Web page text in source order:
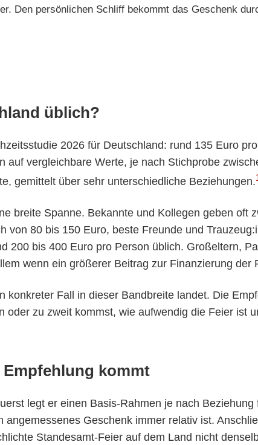
Den persönlichen Schliff bekommt das Geschenk
üblich?
2026 für Deutschland: rund 135 Euro
auf vergleichbare Werte, je nach Stichprobe
gemittelt über sehr unterschiedliche Beziehungen.
breite Spanne. Bekannte und Kollegen geben oft
von 80 bis 150 Euro, beste Freunde und
200 bis 400 Euro pro Person üblich. Großeltern,
wenn ein größerer Beitrag zur Finanzierung der
konkreter Fall in dieser Bandbreite landet. Die
oder zu zweit kommst, wie aufwendig die Feier ist
Empfehlung kommt
legt er einen Basis-Rahmen je nach
Geschenk immer relativ ist.
Standesamt-Feier auf dem Land nicht